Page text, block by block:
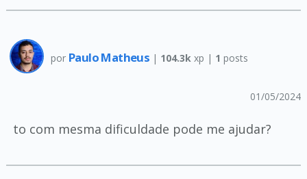
por Paulo Matheus | 104.3kxp | 1 posts
01/05/2024
to com mesma dificuldade pode me ajudar?